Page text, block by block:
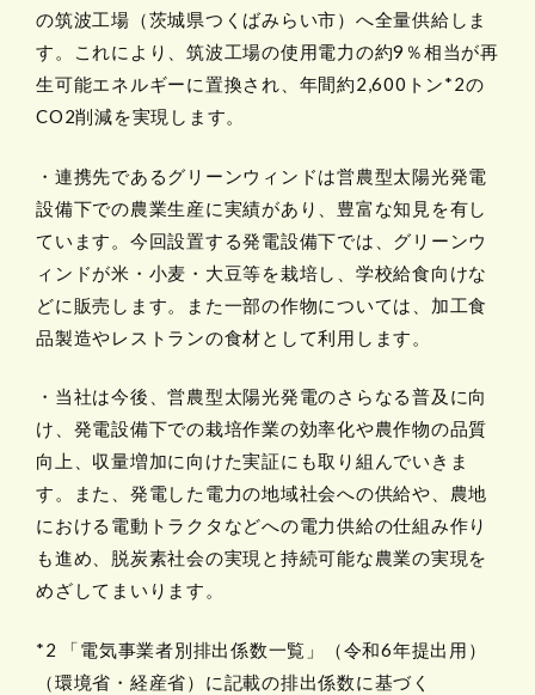
の筑波工場（茨城県つくばみらい市）へ全量供給しま
す。これにより、筑波工場の使用電力の約9％相当が再
生可能エネルギーに置換され、年間約2,600トン*2の
CO2削減を実現します。
・連携先であるグリーンウィンドは営農型太陽光発電
設備下での農業生産に実績があり、豊富な知見を有し
ています。今回設置する発電設備下では、グリーンウ
ィンドが米・小麦・大豆等を栽培し、学校給食向けな
どに販売します。また一部の作物については、加工食
品製造やレストランの食材として利用します。
・当社は今後、営農型太陽光発電のさらなる普及に向
け、発電設備下での栽培作業の効率化や農作物の品質
向上、収量増加に向けた実証にも取り組んでいきま
す。また、発電した電力の地域社会への供給や、農地
における電動トラクタなどへの電力供給の仕組み作り
も進め、脱炭素社会の実現と持続可能な農業の実現を
めざしてまいります。
*2 「電気事業者別排出係数一覧」（令和6年提出用）
（環境省・経産省）に記載の排出係数に基づく